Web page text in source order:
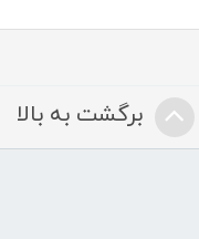
برگشت به بالا